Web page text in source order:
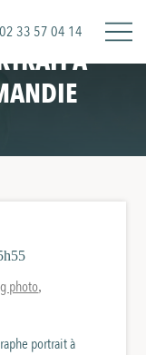
02 33 57 04 14
À
photo
portrait à